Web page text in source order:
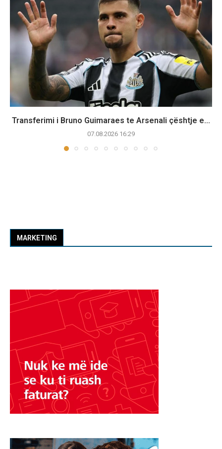
Transferimi i Bruno Guimaraes te Arsenali çështje e...
07.08.2026 16:29
MARKETING